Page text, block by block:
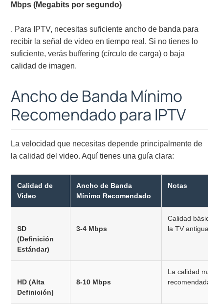
Mbps (Megabits por segundo)
. Para IPTV, necesitas suficiente ancho de banda para
recibir la señal de video en tiempo real. Si no tienes lo
suficiente, verás buffering (círculo de carga) o baja
calidad de imagen.
Ancho de Banda Mínimo
Recomendado para IPTV
La velocidad que necesitas depende principalmente de
la calidad del video. Aquí tienes una guía clara:
Calidad de
Video
Ancho de Banda
Mínimo Recomendado
Notas
SD
(Definición
Estándar)
3-4 Mbps
Calidad básica,
la TV antigua.
HD (Alta
Definición)
8-10 Mbps
La calidad más
recomendada.